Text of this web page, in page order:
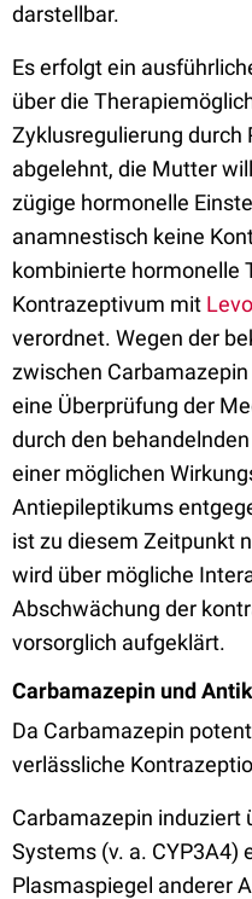
darstellbar.
Es erfolgt ein
über die
Zyklusregulierung
abgelehnt, die Mutter
zügige hormonelle
anamnestisch keine
kombinierte hormonelle
Kontrazeptivum mit
verordnet. Wegen der
zwischen
eine Überprüfung der
durch den
einer möglichen
Antiepileptikums
ist zu diesem Zeitpunkt
wird über mögliche
Abschwächung der
vorsorglich aufgeklärt.
Carbamazepin und
Da Carbamazepin
verlässliche
Carbamazepin induziert
Systems (v. a. CYP3A4)
Plasmaspiegel anderer